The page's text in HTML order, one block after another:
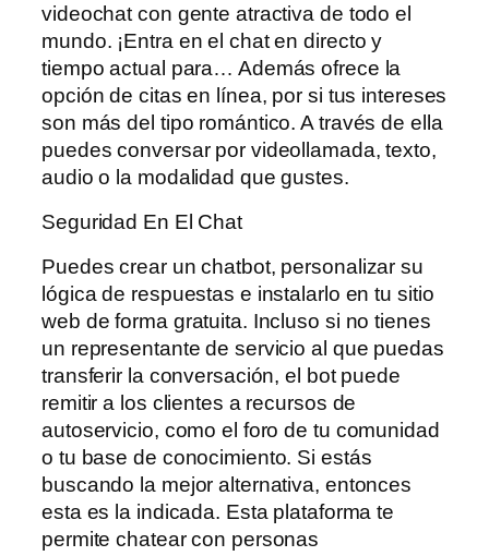
videochat con gente atractiva de todo el
mundo. ¡Entra en el chat en directo y
tiempo actual para… Además ofrece la
opción de citas en línea, por si tus intereses
son más del tipo romántico. A través de ella
puedes conversar por videollamada, texto,
audio o la modalidad que gustes.
Seguridad En El Chat
Puedes crear un chatbot, personalizar su
lógica de respuestas e instalarlo en tu sitio
web de forma gratuita. Incluso si no tienes
un representante de servicio al que puedas
transferir la conversación, el bot puede
remitir a los clientes a recursos de
autoservicio, como el foro de tu comunidad
o tu base de conocimiento. Si estás
buscando la mejor alternativa, entonces
esta es la indicada. Esta plataforma te
permite chatear con personas